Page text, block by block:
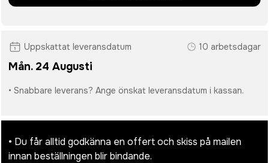
Uppskattat leveransdatum 10 arbetsdagar
Mån. 24 Augusti
• Snabbare leverans? Ange önskat leveransdatum i kassan.
• Du får alltid godkänna en offert och skiss på mailen
innan beställningen blir bindande.